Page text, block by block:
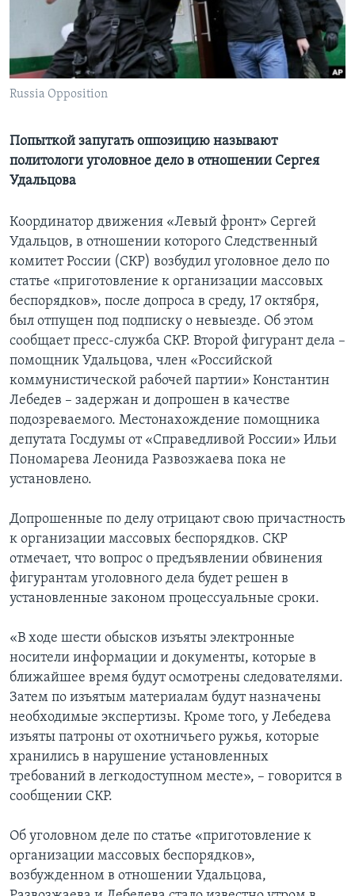
Learning English
СОЦИАЛЬНЫЕ СЕТИ
Языки
Russia Opposition
Попыткой запугать оппозицию называют
политологи уголовное дело в отношении Сергея
Удальцова
Координатор движения «Левый фронт» Сергей
Удальцов, в отношении которого Следственный
комитет России (СКР) возбудил уголовное дело по
статье «приготовление к организации массовых
беспорядков», после допроса в среду, 17 октября,
был отпущен под подписку о невыезде. Об этом
сообщает пресс-служба СКР. Второй фигурант дела –
помощник Удальцова, член «Российской
коммунистической рабочей партии» Константин
Лебедев – задержан и допрошен в качестве
подозреваемого. Местонахождение помощника
депутата Госдумы от «Справедливой России» Ильи
Пономарева Леонида Развозжаева пока не
установлено.
Допрошенные по делу отрицают свою причастность
к организации массовых беспорядков. СКР
отмечает, что вопрос о предъявлении обвинения
фигурантам уголовного дела будет решен в
установленные законом процессуальные сроки.
«В ходе шести обысков изъяты электронные
носители информации и документы, которые в
ближайшее время будут осмотрены следователями.
Затем по изъятым материалам будут назначены
необходимые экспертизы. Кроме того, у Лебедева
изъяты патроны от охотничьего ружья, которые
хранились в нарушение установленных
требований в легкодоступном месте», – говорится в
сообщении СКР.
Об уголовном деле по статье «приготовление к
организации массовых беспорядков»,
возбужденном в отношении Удальцова,